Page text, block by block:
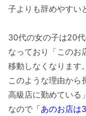
子よりも辞めやすい
30代の女の子は20
なっており「このお
移動しなくなります。
このような理由から
高級店に勤めている
なので 「あのお店